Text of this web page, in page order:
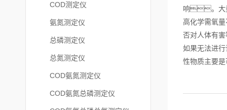
COD测定仪
氨氮测定仪
总磷测定仪
总氮测定仪
COD氨氮测定仪
COD氨氮总磷测定仪
响。大
高化学需氧
否对人体有
如果无法进
性物质主要